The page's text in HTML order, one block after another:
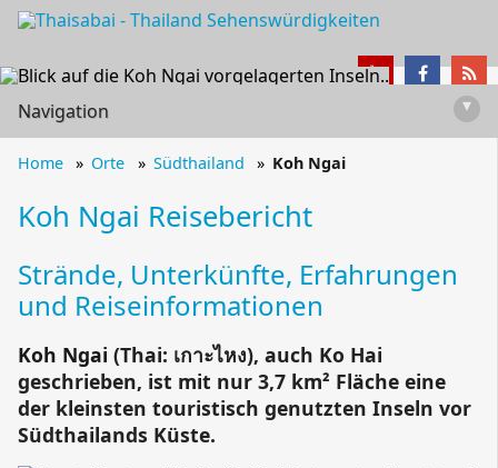
Navigation ▾
Home Orte Südthailand Koh Ngai
Koh Ngai Reisebericht
Strände, Unterkünfte, Erfahrungen
und Reiseinformationen
Koh Ngai (Thai: เกาะไหง), auch Ko Hai
geschrieben, ist mit nur 3,7 km² Fläche eine
der kleinsten touristisch genutzten Inseln vor
Südthailands Küste.